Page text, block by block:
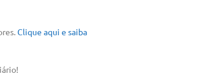
Clique aqui e saiba